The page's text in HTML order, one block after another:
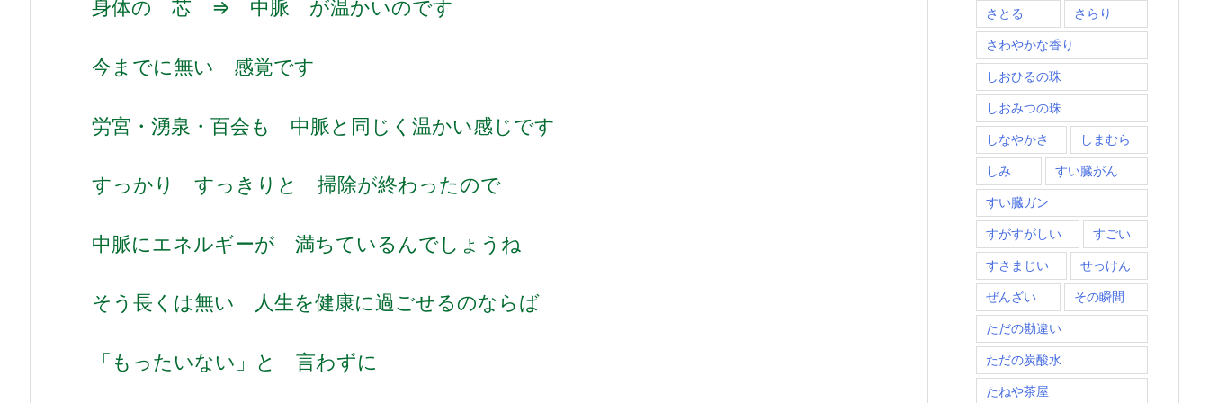
身体の 芯 ⇒ 中脈 が温かいのです
今までに無い 感覚です
労宮・湧泉・百会も 中脈と同じく温かい感じです
すっかり すっきりと 掃除が終わったので
中脈にエネルギーが 満ちているんでしょうね
そう長くは無い 人生を健康に過ごせるのならば
「もったいない」と 言わずに
さとる さらり
さわやかな香り
しおひるの珠
しおみつの珠
しなやかさ しまむら
しみ すい臓がん
すい臓ガン
すがすがしい すごい
すさまじい せっけん
ぜんざい その瞬間
ただの勘違い
ただの炭酸水
たねや茶屋